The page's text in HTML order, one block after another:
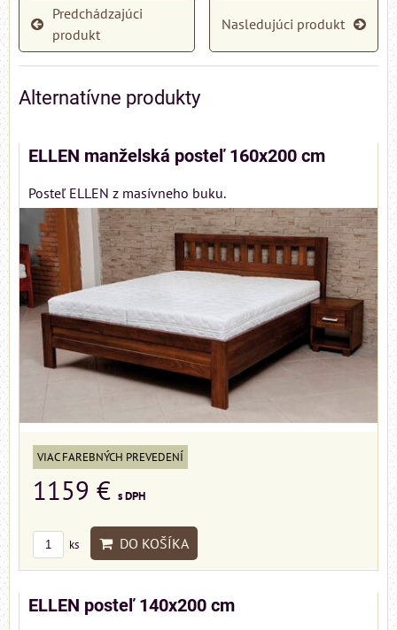
Predchádzajúci
produkt
Nasledujúci produkt
Alternatívne produkty
ELLEN manželská posteľ 160x200 cm
Posteľ ELLEN z masívneho buku.
VIAC FAREBNÝCH PREVEDENÍ
1159 € s DPH
ks DO KOŠÍKA
ELLEN posteľ 140x200 cm